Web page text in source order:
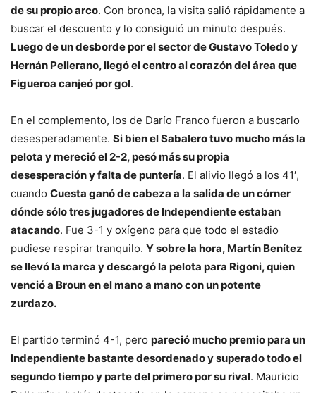
de su propio arco. Con bronca, la visita salió rápidamente a
buscar el descuento y lo consiguió un minuto después.
Luego de un desborde por el sector de Gustavo Toledo y
Hernán Pellerano, llegó el centro al corazón del área que
Figueroa canjeó por gol.
En el complemento, los de Darío Franco fueron a buscarlo
desesperadamente. Si bien el Sabalero tuvo mucho más la
pelota y mereció el 2-2, pesó más su propia
desesperación y falta de puntería. El alivio llegó a los 41′,
cuando Cuesta ganó de cabeza a la salida de un córner
dónde sólo tres jugadores de Independiente estaban
atacando. Fue 3-1 y oxígeno para que todo el estadio
pudiese respirar tranquilo. Y sobre la hora, Martín Benítez
se llevó la marca y descargó la pelota para Rigoni, quien
venció a Broun en el mano a mano con un potente
zurdazo.
El partido terminó 4-1, pero pareció mucho premio para un
Independiente bastante desordenado y superado todo el
segundo tiempo y parte del primero por su rival. Mauricio